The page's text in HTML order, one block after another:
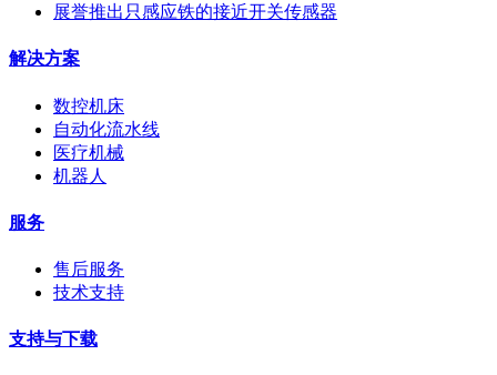
展誉推出只感应铁的接近开关传感器
解决方案
数控机床
自动化流水线
医疗机械
机器人
服务
售后服务
技术支持
支持与下载